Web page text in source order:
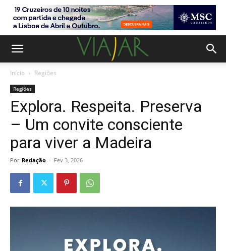
Início Regiões
Regiões
Explora. Respeita. Preserva
– Um convite consciente
para viver a Madeira
Por Redação - Fev 3, 2026